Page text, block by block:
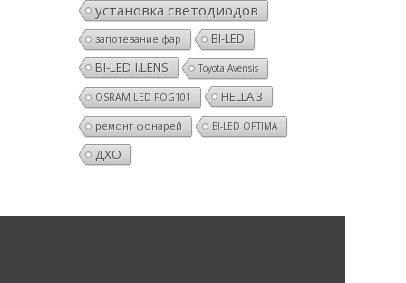
установка светодиодов
запотевание фар BI-LED
BI-LED I.LENS Toyota Avensis
OSRAM LED FOG101 HELLA 3
ремонт фонарей BI-LED OPTIMA
ДХО